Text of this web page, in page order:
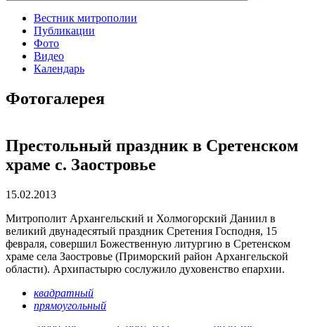
Вестник митрополии
Публикации
Фото
Видео
Календарь
Фотогалерея
Престольный праздник в Сретенском
храме с. Заостровье
15.02.2013
Митрополит Архангельский и Холмогорский Даниил в
великий двунадесятый праздник Сретения Господня, 15
февраля, совершил Божественную литургию в Сретенском
храме села Заостровье (Приморский район Архангельской
области). Архипастырю сослужило духовенство епархии.
квадратный
прямоугольный